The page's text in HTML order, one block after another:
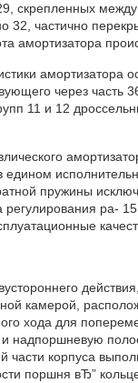
скрепленных
32, частично
амортизатора
амортизатора
через часть
11 и 12
пружины
регулирования ра-
камерой,
хода для
части корпуса
поршня вЂ”